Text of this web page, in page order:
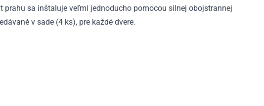
prahu sa inštaluje veľmi jednoducho pomocou silnej obojstrannej
v sade (4 ks), pre každé dvere.